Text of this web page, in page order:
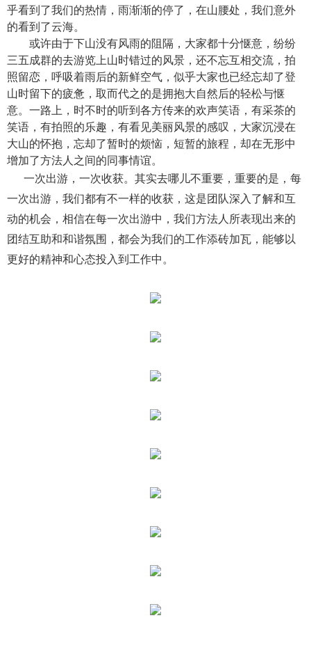
乎看到了我们的热情，雨渐渐的停了，在山腰处，我们意外
的看到了云海。
或许由于下山没有风雨的阻隔，大家都十分惬意，纷纷
三五成群的去游览上山时错过的风景，还不忘互相交流，拍
照留恋，呼吸着雨后的新鲜空气，似乎大家也已经忘却了登
山时留下的疲惫，取而代之的是拥抱大自然后的轻松与惬
意。一路上，时不时的听到各方传来的欢声笑语，有采茶的
笑语，有拍照的乐趣，有看见美丽风景的感叹，大家沉浸在
大山的怀抱，忘却了暂时的烦恼，短暂的旅程，却在无形中
增加了方法人之间的同事情谊。
一次出游，一次收获。其实去哪儿不重要，重要的是，每
一次出游，我们都有不一样的收获，这是团队深入了解和互
动的机会，相信在每一次出游中，我们方法人所表现出来的
团结互助和和谐氛围，都会为我们的工作添砖加瓦，能够以
更好的精神和心态投入到工作中。